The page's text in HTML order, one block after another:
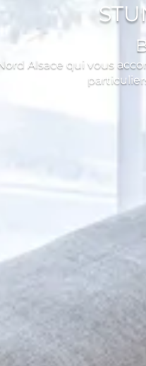
Alsace qui vous